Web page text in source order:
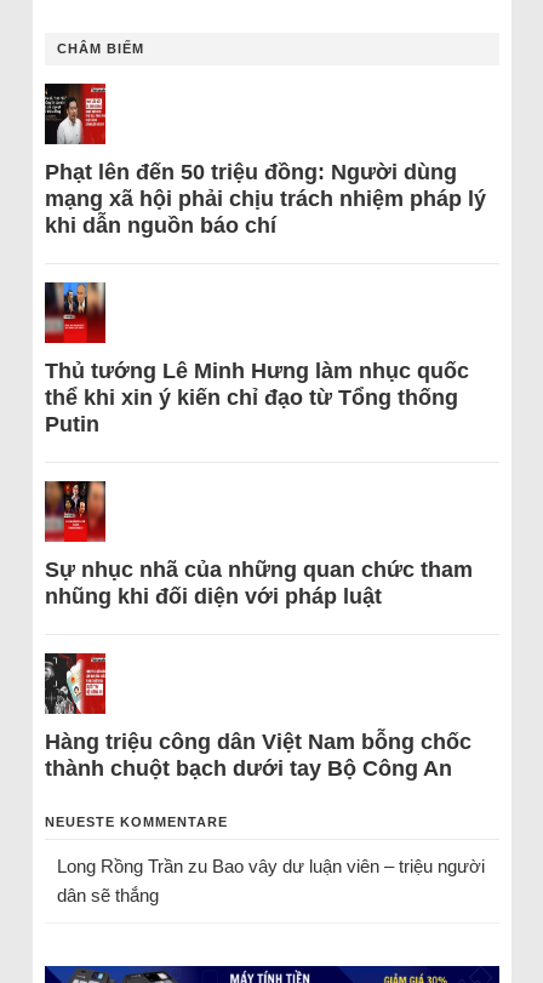
CHÂM BIẾM
Phạt lên đến 50 triệu đồng: Người dùng
mạng xã hội phải chịu trách nhiệm pháp lý
khi dẫn nguồn báo chí
Thủ tướng Lê Minh Hưng làm nhục quốc
thể khi xin ý kiến chỉ đạo từ Tổng thống
Putin
Sự nhục nhã của những quan chức tham
nhũng khi đối diện với pháp luật
Hàng triệu công dân Việt Nam bỗng chốc
thành chuột bạch dưới tay Bộ Công An
NEUESTE KOMMENTARE
Long Rồng Trầnzu Bao vây dư luận viên – triệu người
dân sẽ thắng